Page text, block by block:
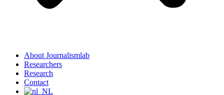
About Journalismlab
Researchers
Research
Contact